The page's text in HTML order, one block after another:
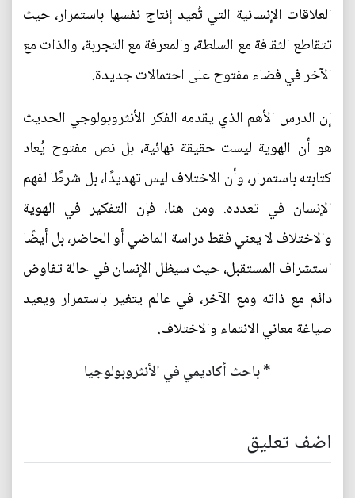
العلاقات الإنسانية التي تُعيد إنتاج نفسها باستمرار، حيث
تتقاطع الثقافة مع السلطة، والمعرفة مع التجربة، والذات مع
الآخر في فضاء مفتوح على احتمالات جديدة.
إن الدرس الأهم الذي يقدمه الفكر الأنثروبولوجي الحديث
هو أن الهوية ليست حقيقة نهائية، بل نص مفتوح يُعاد
كتابته باستمرار، وأن الاختلاف ليس تهديدًا، بل شرطًا لفهم
الإنسان في تعدده. ومن هنا، فإن التفكير في الهوية
والاختلاف لا يعني فقط دراسة الماضي أو الحاضر، بل أيضًا
استشراف المستقبل، حيث سيظل الإنسان في حالة تفاوض
دائم مع ذاته ومع الآخر، في عالم يتغير باستمرار ويعيد
صياغة معاني الانتماء والاختلاف.
* باحث أكاديمي في الأنثروبولوجيا
اضف تعليق